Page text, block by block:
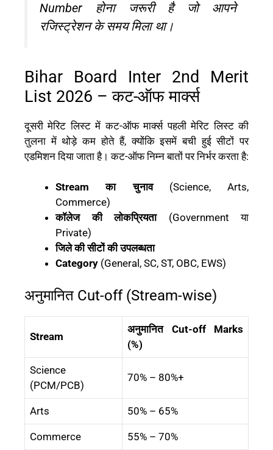
Number होना जरूरी है जो आपने
रजिस्ट्रेशन के समय मिला था।
Bihar Board Inter 2nd Merit
List 2026 – कट-ऑफ मार्क्स
दूसरी मेरिट लिस्ट में कट-ऑफ मार्क्स पहली मेरिट लिस्ट की
तुलना में थोड़े कम होते हैं, क्योंकि इसमें बची हुई सीटों पर
एडमिशन दिया जाता है। कट-ऑफ निम्न बातों पर निर्भर करता है:
Stream का चुनाव(Science, Arts,
Commerce)
कॉलेज की लोकप्रियता(Government या
Private)
जिले की सीटों की उपलब्धता
Category (General, SC, ST, OBC, EWS)
अनुमानित Cut-off (Stream-wise)
Stream
अनुमानित Cut-off Marks
(%)
Science
(PCM/PCB)
70% – 80%+
Arts 50% – 65%
Commerce 55% – 70%